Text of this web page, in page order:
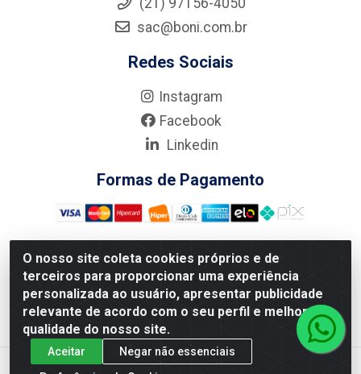
O nosso site coleta cookies próprios e de
terceiros para proporcionar uma experiência
personalizada ao usuário, apresentar publicidade
relevante de acordo com o seu perfil e melhorar a
qualidade do nosso site.
Aceitar
Negar não essenciais
(21) 97156-4050
sac@boni.com.br
Redes Sociais
Instagram
Facebook
Linkedin
Formas de Pagamento
Nova Boni Distribuidora de Material de Construção LTDA - Rua
Alice Tibiriçá, 330 - Vila Da Penha, Rio de Janeiro/RJ - CEP:
21.210-110 - CNPJ: 11.003.135/0001-27